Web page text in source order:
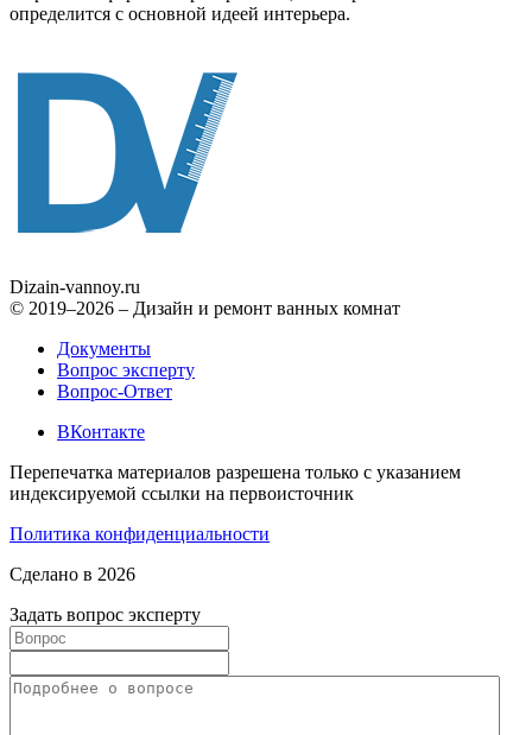
определится с основной идеей интерьера.
Dizain-vannoy.ru
© 2019–2026 – Дизайн и ремонт ванных комнат
Документы
Вопрос эксперту
Вопрос-Ответ
ВКонтакте
Перепечатка материалов разрешена только с указанием
индексируемой ссылки на первоисточник
Политика конфиденциальности
Сделано в 2026
Задать вопрос эксперту